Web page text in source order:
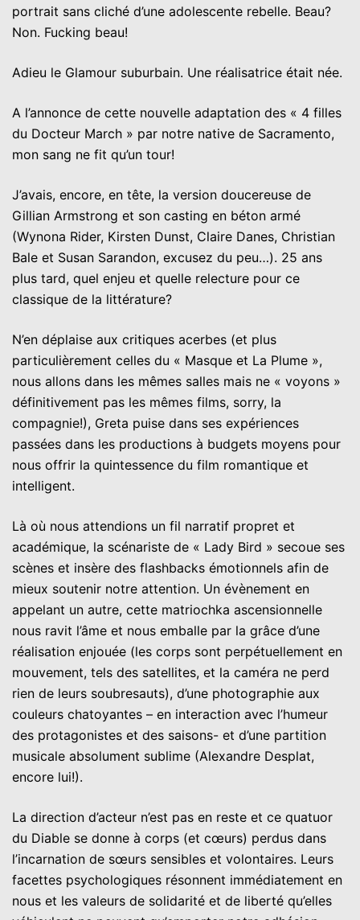
portrait sans cliché d’une adolescente rebelle. Beau?
Non. Fucking beau!
Adieu le Glamour suburbain. Une réalisatrice était née.
A l’annonce de cette nouvelle adaptation des « 4 filles
du Docteur March » par notre native de Sacramento,
mon sang ne fit qu’un tour!
J’avais, encore, en tête, la version doucereuse de
Gillian Armstrong et son casting en béton armé
(Wynona Rider, Kirsten Dunst, Claire Danes, Christian
Bale et Susan Sarandon, excusez du peu…). 25 ans
plus tard, quel enjeu et quelle relecture pour ce
classique de la littérature?
N’en déplaise aux critiques acerbes (et plus
particulièrement celles du « Masque et La Plume »,
nous allons dans les mêmes salles mais ne « voyons »
définitivement pas les mêmes films, sorry, la
compagnie!), Greta puise dans ses expériences
passées dans les productions à budgets moyens pour
nous offrir la quintessence du film romantique et
intelligent.
Là où nous attendions un fil narratif propret et
académique, la scénariste de « Lady Bird » secoue ses
scènes et insère des flashbacks émotionnels afin de
mieux soutenir notre attention. Un évènement en
appelant un autre, cette matriochka ascensionnelle
nous ravit l’âme et nous emballe par la grâce d’une
réalisation enjouée (les corps sont perpétuellement en
mouvement, tels des satellites, et la caméra ne perd
rien de leurs soubresauts), d’une photographie aux
couleurs chatoyantes – en interaction avec l’humeur
des protagonistes et des saisons- et d’une partition
musicale absolument sublime (Alexandre Desplat,
encore lui!).
La direction d’acteur n’est pas en reste et ce quatuor
du Diable se donne à corps (et cœurs) perdus dans
l’incarnation de sœurs sensibles et volontaires. Leurs
facettes psychologiques résonnent immédiatement en
nous et les valeurs de solidarité et de liberté qu’elles